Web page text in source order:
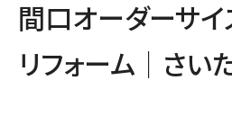
間口オーダーサ
リフォーム｜さい